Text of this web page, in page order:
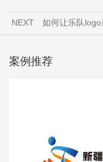
NEXT 如何让乐队
案例推荐